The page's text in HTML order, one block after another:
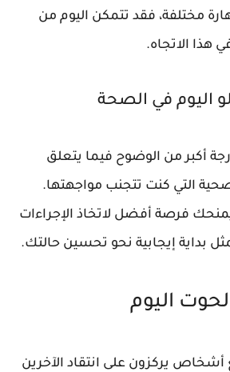
مختلفة، فقد تتمكن اليوم من
هذا الاتجاه.
اليوم في الصحة
أكبر من الوضوح فيما يتعلق
التي كنت تتجنب مواجهتها.
يمنحك فرصة أفضل لاتخاذ الإجراءات
بداية إيجابية نحو تحسين حالتك.
اليوم
أشخاص يركزون على انتقاد الآخرين